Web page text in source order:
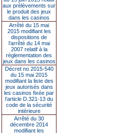
aux prélèvements sur
le produit des jeux
dans les casinos
Arrêté du 15 mai
2015 modifiant les
dispositions de
l’arrêté du 14 mai
2007 relatif à la
réglementation des
jeux dans les casinos
Décret no 2015-540
du 15 mai 2015
modifiant la liste des
jeux autorisés dans
les casinos fixée par
l’article D.321-13 du
code de la sécurité
intérieure
Arrêté du 30
décembre 2014
modifiant les